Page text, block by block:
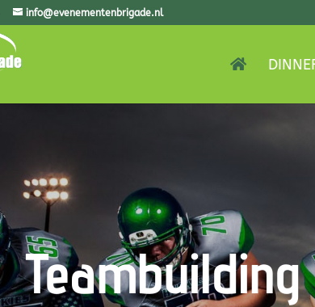
info@evenementenbrigade.nl